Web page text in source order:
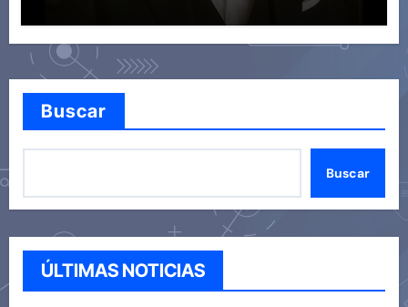
Buscar
Buscar
ÚLTIMAS NOTICIAS